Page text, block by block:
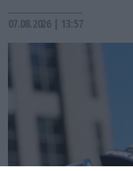
07.08.2026 | 13:57